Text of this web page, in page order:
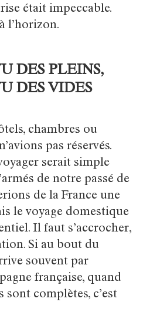
était impeccable.
l’horizon.
DES PLEINS,
DES VIDES
chambres ou
pas réservés.
serait simple
de notre passé de
de la France une
le voyage domestique
Il faut s’accrocher,
Si au bout du
souvent par
française, quand
sont complètes, c’est